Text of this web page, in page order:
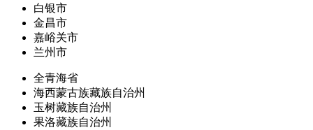
白银市
金昌市
嘉峪关市
兰州市
全青海省
海西蒙古族藏族自治州
玉树藏族自治州
果洛藏族自治州